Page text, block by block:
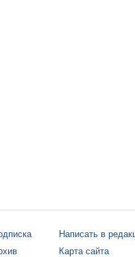
Написать в
Карта сайта